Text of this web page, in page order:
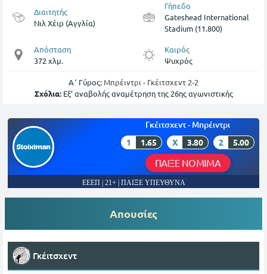
Διαιτητής
Νιλ Χέιρ (Αγγλία)
Γήπεδο
Gateshead International
Stadium (11.800)
Απόσταση
372 χλμ.
Καιρός
Ψυχρός
Α΄ Γύρος: Μπρέιντρι - Γκέιτσχεντ 2-2
Σχόλια:Εξ’ αναβολής αναμέτρηση της 26ης αγωνιστικής
Γκέιτσχεντ - Μπρέιντρι
1 1.65 X 3.80 2 5.00
ΠΑΙΞΕ ΝΟΜΙΜΑ
ΕΕΕΠ | 21+ | ΠΑΙΞΕ ΥΠΕΥΘΥΝΑ
Απουσίες
Γκέιτσχεντ